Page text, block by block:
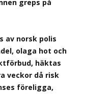
greps på
av norsk polis
olaga hot och
häktas
veckor då risk
föreligga,